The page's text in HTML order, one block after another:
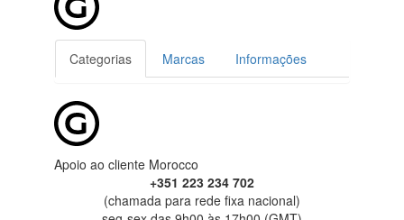
Categorias Marcas Informações
Apoio ao cliente Morocco
+351 223 234 702
(chamada para rede fixa nacional)